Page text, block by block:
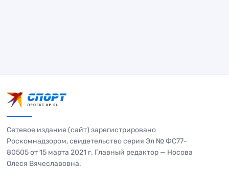
Сетевое издание (сайт) зарегистрировано
Роскомнадзором, свидетельство серия Эл № ФС77-
80505 от 15 марта 2021 г. Главный редактор — Носова
Олеся Вячеславовна.